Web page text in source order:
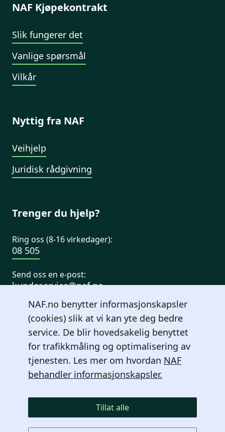
NAF.no benytter informasjonskapsler
(cookies) slik at vi kan yte deg bedre
service. De blir hovedsakelig benyttet
for trafikkmåling og optimalisering av
tjenesten. Les mer om hvordan NAF
behandler informasjonskapsler.
Tillat alle
NAF Kjøpekontrakt
Slik fungerer det
Vanlige spørsmål
Vilkår
Nyttig fra NAF
Veihjelp
Juridisk rådgivning
Trenger du hjelp?
Ring oss (8-16 virkedager):
08 505
Send oss en e-post:
kundeservice@naf.no
Fra utlandet:
+47 23 21 31 00
© Norges Automobil-Forbund